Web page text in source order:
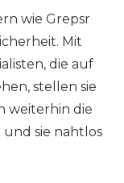
wie Grepsr
Mit
die auf
stellen sie
weiterhin die
sie nahtlos